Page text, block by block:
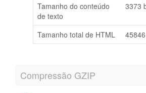
Tamanho do conteúdo
de texto
3373
Tamanho total de HTML
Compressão GZIP